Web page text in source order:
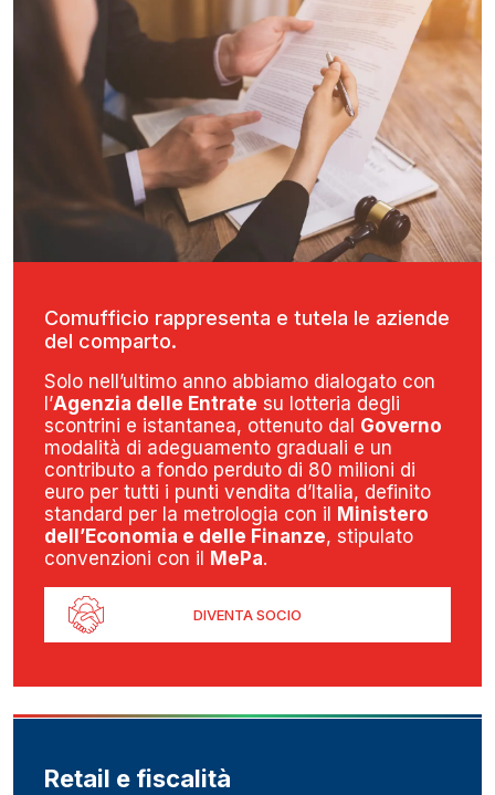
Comufficio rappresenta e tutela le aziende
del comparto.
Solo nell’ultimo anno abbiamo dialogato con
l’Agenzia delle Entrate su lotteria degli
scontrini e istantanea, ottenuto dal Governo
modalità di adeguamento graduali e un
contributo a fondo perduto di 80 milioni di
euro per tutti i punti vendita d’Italia, definito
standard per la metrologia con il
Ministero
dell’Economia e delle Finanze, stipulato
convenzioni con il
MePa.
DIVENTA SOCIO
Retail e fiscalità